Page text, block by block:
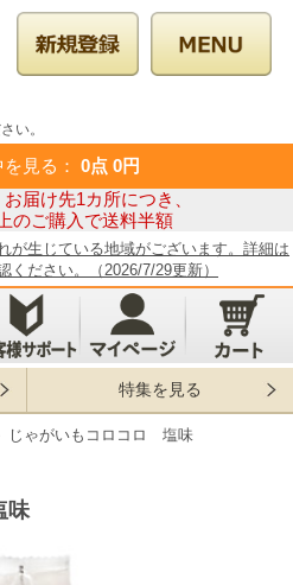
い。
を見る ： 0点 0円
届け先1カ所につき、
のご購入で送料半額
が生じている地域がございます。詳細は
ください。（2026/7/29更新）
特集を見る
じゃがいもコロコロ 塩味
味